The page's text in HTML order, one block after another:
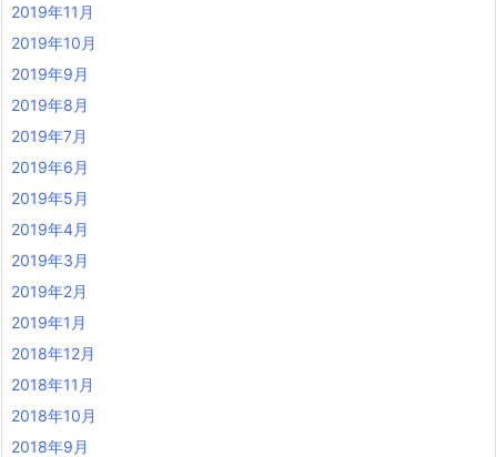
2019年11月
2019年10月
2019年9月
2019年8月
2019年7月
2019年6月
2019年5月
2019年4月
2019年3月
2019年2月
2019年1月
2018年12月
2018年11月
2018年10月
2018年9月